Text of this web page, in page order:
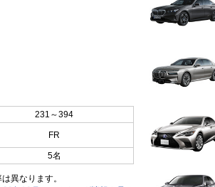
231～394
FR
5名
異なります。